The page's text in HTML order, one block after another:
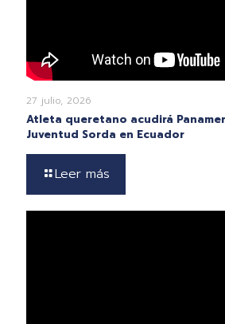
27 julio, 2026
Atleta queretano acudirá
Juventud Sorda en Ecuador
Leer más